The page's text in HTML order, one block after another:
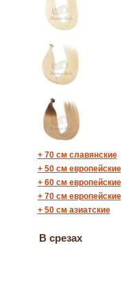
+70 см славянские
+50 см европейские
+60 см европейские
+70 см европейские
+50 см азиатские
В срезах